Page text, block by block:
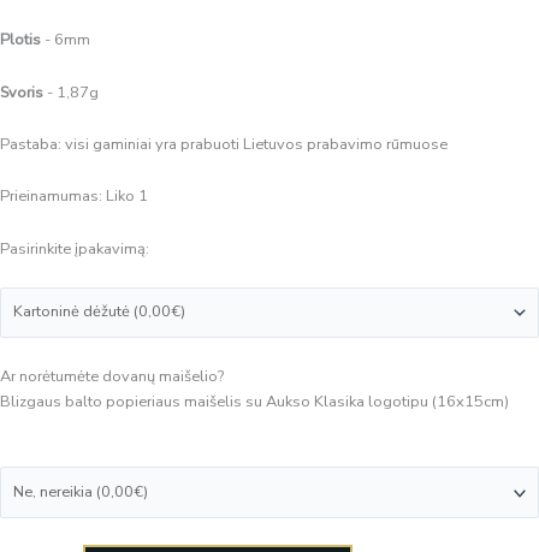
Plotis - 6mm
Svoris - 1,87g
Pastaba: visi gaminiai yra prabuoti Lietuvos prabavimo rūmuose
Prieinamumas: Liko 1
Pasirinkite įpakavimą:
Ar norėtumėte dovanų maišelio?
Blizgaus balto popieriaus maišelis su Aukso Klasika logotipu (16x15cm)